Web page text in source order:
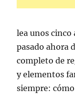
lea unos cinco
pasado ahora
completo de
y elementos
siempre: